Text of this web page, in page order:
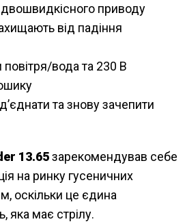
двошвидкісного приводу
від падіння
повітря/вода та 230 В
та знову зачепити
13.65зарекомендував себе
на ринку гусеничних
оскільки це єдина
яка має стрілу.